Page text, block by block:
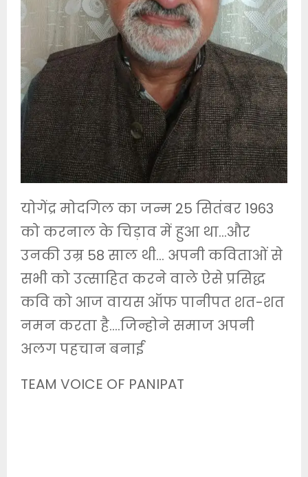
योगेंद्र मोदगिल का जन्म 25 सितंबर 1963
को करनाल के चिड़ाव में हुआ था…और
उनकी उम्र 58 साल थी… अपनी कविताओं से
सभी को उत्साहित करने वाले ऐसे प्रसिद्ध
कवि को आज वायस ऑफ पानीपत शत-शत
नमन करता है….जिन्होने समाज अपनी
अलग पहचान बनाई
TEAM VOICE OF PANIPAT